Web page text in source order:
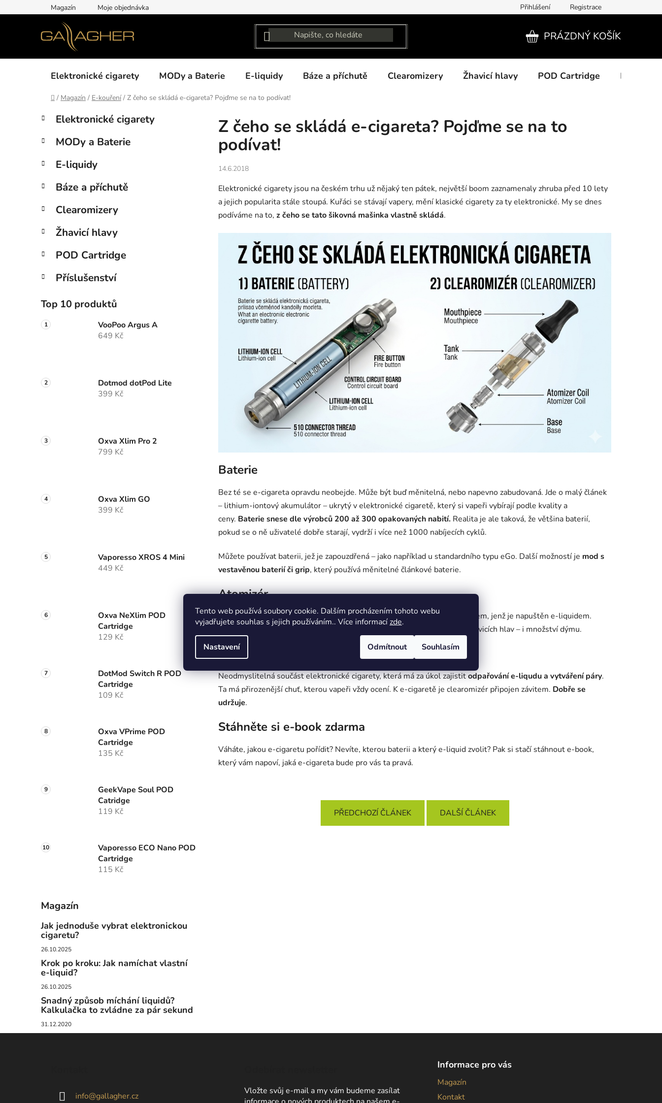
Tento web používá soubory cookie. Dalším procházením tohoto webu
vyjadřujete souhlas s jejich používáním.. Více informacízde.
Nastavení Odmítnout Souhlasím
na
Magazín Moje objednávka Přihlášení Registrace
KOŠÍK
PRÁZDNÝ KOŠÍK
Elektronické cigarety MODy a Baterie E-liquidy Báze a příchutě Clearomizery Žhavicí hlavy POD Cartridge
Domů
/ Magazín / E-kouření / Z čeho se skládá e-cigareta? Pojďme se na to podívat!
P
s
r
n
n
í
p
n
l
Přeskočit
kategorie
K
a
e
o
i
Elektronické cigarety
MODy a Baterie
E-liquidy
Báze a příchutě
Clearomizery
Žhavicí hlavy
POD Cartridge
Příslušenství
Top 10 produktů
VooPoo Argus A
649 Kč
Dotmod dotPod Lite
399 Kč
Oxva Xlim Pro 2
799 Kč
Oxva Xlim GO
399 Kč
Vaporesso XROS 4 Mini
449 Kč
Oxva NeXlim POD
Cartridge
129 Kč
DotMod Switch R POD
Cartridge
109 Kč
Oxva VPrime POD
Cartridge
135 Kč
GeekVape Soul POD
Catridge
119 Kč
Vaporesso ECO Nano POD
Cartridge
115 Kč
Magazín
Jak jednoduše vybrat elektronickou
cigaretu?
26.10.2025
Krok po kroku: Jak namíchat vlastní
e-liquid?
26.10.2025
Snadný způsob míchání liquidů?
Kalkulačka to zvládne za pár sekund
31.12.2020
Z čeho se skládá e-cigareta? Pojďme se na to
podívat!
14.6.2018
Elektronické cigarety jsou na českém trhu už nějaký ten pátek, největší boom zaznamenaly zhruba před 10 lety
a jejich popularita stále stoupá. Kuřáci se stávají vapery, mění klasické cigarety za ty elektronické. My se dnes
podíváme na to, z čeho se tato šikovná mašinka vlastně skládá.
Baterie
Bez té se e-cigareta opravdu neobejde. Může být buď měnitelná, nebo napevno zabudovaná. Jde o malý článek
– lithium-iontový akumulátor – ukrytý v elektronické cigaretě, který si vapeři vybírají podle kvality a
ceny. Baterie snese dle výrobců 200 až 300 opakovaných nabití. Realita je ale taková, že většina baterií,
pokud se o ně uživatelé dobře starají, vydrží i více než 1000 nabíjecích cyklů.
Můžete používat baterii, jež je zapouzdřená – jako například u standardního typu eGo. Další možností je mod s
vestavěnou baterií či grip, který používá měnitelné článkové baterie.
Atomizér
Topná spirálka z odporového drátu, která je v kontaktu se savým materiálem, jenž je napuštěn e-liquidem.
Atomizér
ovlivňuje výslednou chuť a – díky možnosti volby více druhů žhavicích hlav – i množství dýmu.
Clearomizér
Neodmyslitelná součást elektronické cigarety, která má za úkol zajistitodpařování e-liqudu a vytváření páry.
Ta má přirozenější chuť, kterou vapeři vždy ocení. K e-cigaretě je clearomizér připojen závitem. Dobře se
udržuje.
Stáhněte si e-book zdarma
Váháte, jakou e-cigaretu pořídit? Nevíte, kterou baterii a který e-liquid zvolit? Pak si stačí stáhnout e-book,
který vám napoví, jaká e-cigareta bude pro vás ta pravá.
PŘEDCHOZÍ ČLÁNEK DALŠÍ ČLÁNEK
info@gallagher.cz
Vložte svůj e-mail a my vám budeme zasílat
Informace pro vás
Magazín
Kontakt